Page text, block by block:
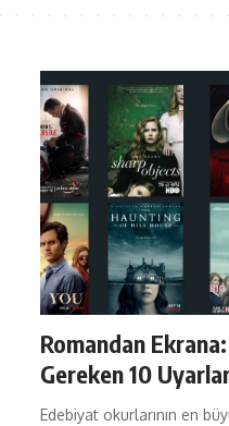
Romandan
Gereken 10
Edebiyat okurlarının en